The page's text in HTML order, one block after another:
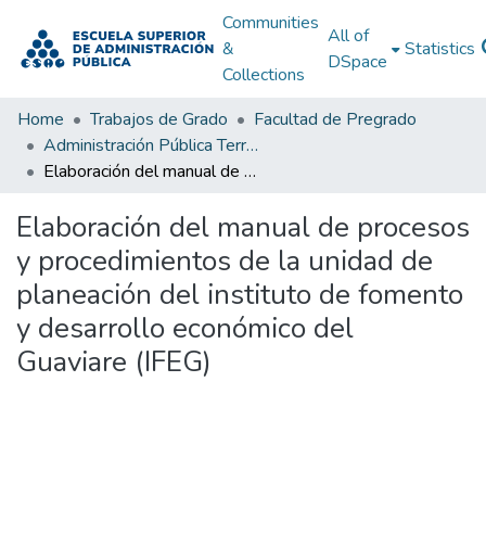
Communities
&
Collections
All of
DSpace
Statistics
Home Trabajos de Grado
Facultad de Pregrado
Administración Pública Territorial (APT)
Elaboración del manual de procesos y procedimientos de la unidad de planeación del instituto de fomento y desarrollo económico del Guaviare (IFEG)
Elaboración del manual de procesos
y procedimientos de la unidad de
planeación del instituto de fomento
y desarrollo económico del
Guaviare (IFEG)